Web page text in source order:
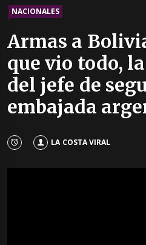
NACIONALES
Armas a
que vio todo,
del jefe de
embajada
LA COSTA VIRAL